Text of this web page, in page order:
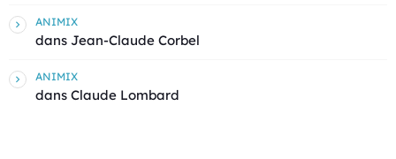
ANIMIX
dans Jean-Claude Corbel
ANIMIX
dans Claude Lombard